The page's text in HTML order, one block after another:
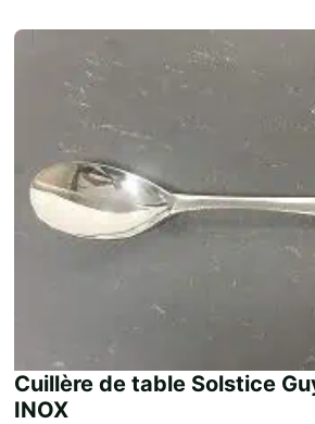
Cuillère de table Solstice
INOX